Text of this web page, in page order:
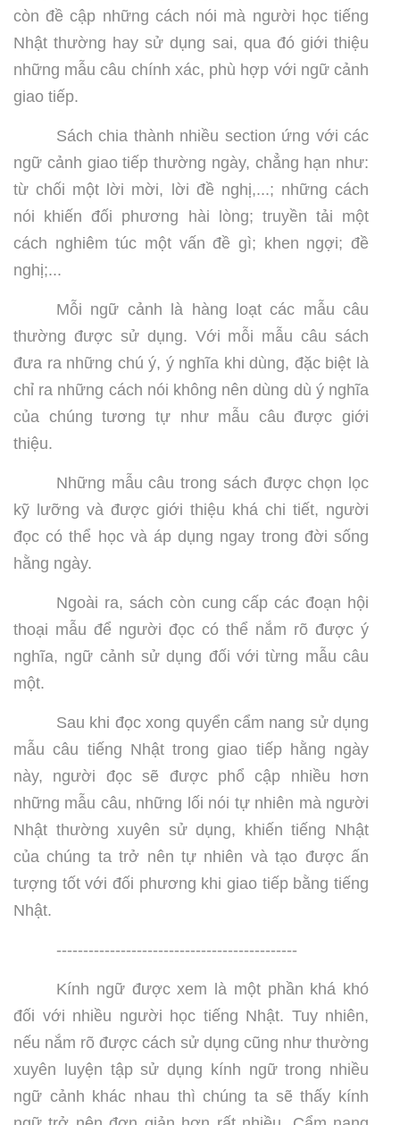
còn đề cập những cách nói mà người học tiếng
Nhật thường hay sử dụng sai, qua đó giới thiệu
những mẫu câu chính xác, phù hợp với ngữ cảnh
giao tiếp.
Sách chia thành nhiều section ứng với các
ngữ cảnh giao tiếp thường ngày, chẳng hạn như:
từ chối một lời mời, lời đề nghị,...; những cách
nói khiến đối phương hài lòng; truyền tải một
cách nghiêm túc một vấn đề gì; khen ngợi; đề
nghị;...
Mỗi ngữ cảnh là hàng loạt các mẫu câu
thường được sử dụng. Với mỗi mẫu câu sách
đưa ra những chú ý, ý nghĩa khi dùng, đặc biệt là
chỉ ra những cách nói không nên dùng dù ý nghĩa
của chúng tương tự như mẫu câu được giới
thiệu.
Những mẫu câu trong sách được chọn lọc
kỹ lưỡng và được giới thiệu khá chi tiết, người
đọc có thể học và áp dụng ngay trong đời sống
hằng ngày.
Ngoài ra, sách còn cung cấp các đoạn hội
thoại mẫu để người đọc có thể nắm rõ được ý
nghĩa, ngữ cảnh sử dụng đối với từng mẫu câu
một.
Sau khi đọc xong quyển cẩm nang sử dụng
mẫu câu tiếng Nhật trong giao tiếp hằng ngày
này, người đọc sẽ được phổ cập nhiều hơn
những mẫu câu, những lối nói tự nhiên mà người
Nhật thường xuyên sử dụng, khiến tiếng Nhật
của chúng ta trở nên tự nhiên và tạo được ấn
tượng tốt với đối phương khi giao tiếp bằng tiếng
Nhật.
---------------------------------------------
Kính ngữ được xem là một phần khá khó
đối với nhiều người học tiếng Nhật. Tuy nhiên,
nếu nắm rõ được cách sử dụng cũng như thường
xuyên luyện tập sử dụng kính ngữ trong nhiều
ngữ cảnh khác nhau thì chúng ta sẽ thấy kính